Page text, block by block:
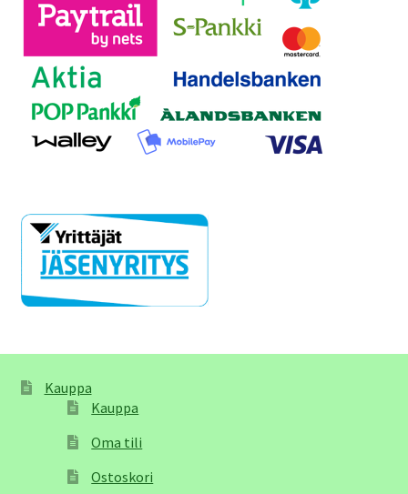
Kauppa
Kauppa
Oma tili
Ostoskori